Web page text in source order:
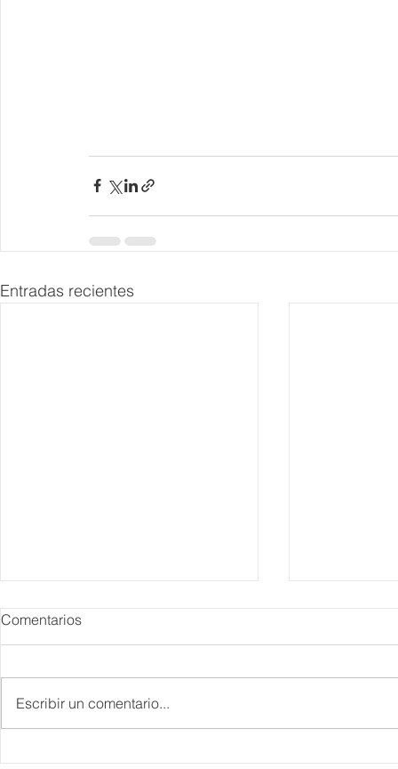
Entradas recientes
Comentarios
Escribir un comentario...